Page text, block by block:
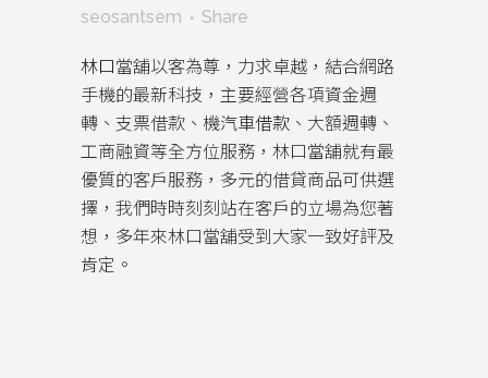
seosantsem
Share
林口當舖以客為尊，力求卓越，結合網路
手機的最新科技，主要經營各項資金週
轉、支票借款、機汽車借款 、大額週轉、
工商融資等全方位服務，林口當舖就有最
優質的客戶服務，多元的借貸商品可供選
擇，我們時時刻刻站在客戶的立場為您著
想，多年來林口當舖受到大家一致好評及
肯定。